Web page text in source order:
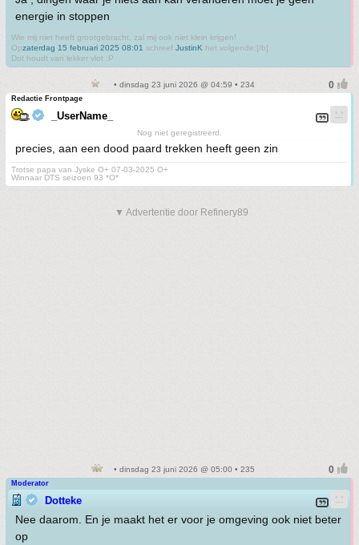
energie in stoppen
Wie mij niet heeft grootgebracht, zal mij ook niet klein krijgen!
Opzaterdag 15 februari 2025 08:01 schreef JustinK het volgende:[/b]
Dot houdt van lekker vlot :P
• dinsdag 23 juni 2026 @ 04:59 • 234
Redactie Frontpage
_UserName_
Nog niet geregistreerd.
precies, aan een dood paard trekken heeft geen zin
Trotse papa van Jyske O+ 07-03-2025 O+
Winnaar DTS seizoen 93 *O*
▼ Advertentie door Refinery89
• dinsdag 23 juni 2026 @ 05:00 • 235
Moderator
Dotteke
Nee daarom. En je maakt het er voor je omgeving ook niet beter
op